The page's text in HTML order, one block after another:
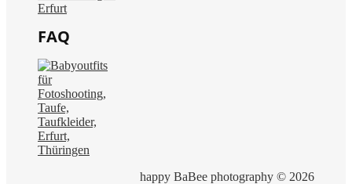
FAQ
happy BaBee photography © 2026